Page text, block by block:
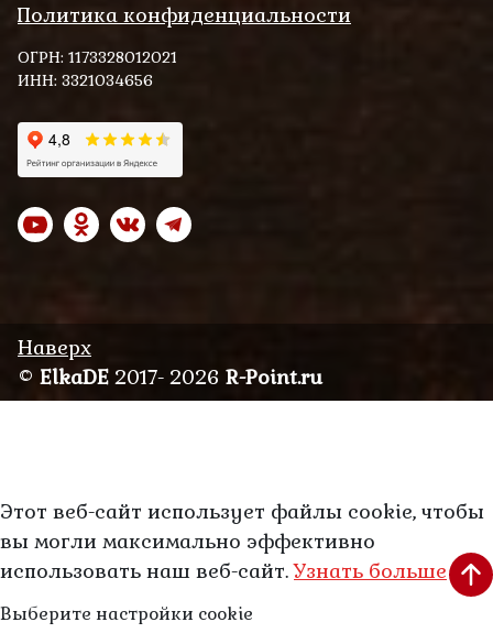
Политика конфиденциальности
ОГРН: 1173328012021
ИНН: 3321034656
Наверх
© ElkaDE 2017- 2026 R-Point.ru
Этот веб-сайт использует файлы cookie, чтобы
вы могли максимально эффективно
использовать наш веб-сайт.Узнать больше
Выберите настройки cookie